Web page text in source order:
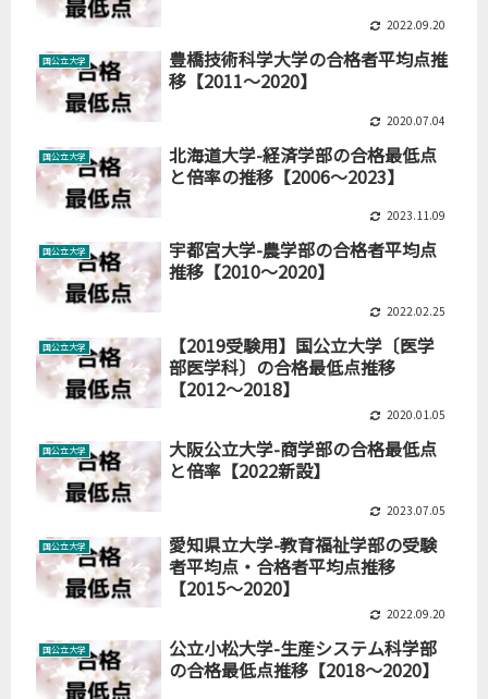
2022.09.20
国公立大学
豊橋技術科学大学の合格者平均点推
移【2011～2020】
2020.07.04
国公立大学
北海道大学-経済学部の合格最低点
と倍率の推移【2006～2023】
2023.11.09
国公立大学
宇都宮大学-農学部の合格者平均点
推移【2010～2020】
2022.02.25
国公立大学
【2019受験用】国公立大学〔医学
部医学科〕の合格最低点推移
【2012～2018】
2020.01.05
国公立大学
大阪公立大学-商学部の合格最低点
と倍率【2022新設】
2023.07.05
国公立大学
愛知県立大学-教育福祉学部の受験
者平均点・合格者平均点推移
【2015～2020】
2022.09.20
国公立大学
公立小松大学-生産システム科学部
の合格最低点推移【2018～2020】